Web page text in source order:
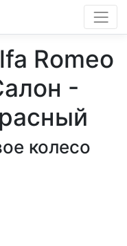
Romeo
-
колесо